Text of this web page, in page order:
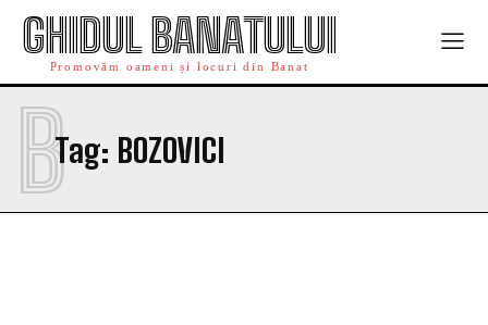
GHIDUL BANATULUI
Promovăm oameni și locuri din Banat
Tag: BOZOVICI
B